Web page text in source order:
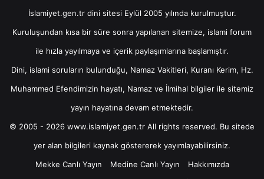
İslamiyet.gen.tr dini sitesi Eylül 2005 yılında kurulmuştur.
Kuruluşundan kısa bir süre sonra yapılanan sitemize, islami forum
ile hızla yayılmaya ve içerik paylaşımlarına başlamıştır.
Dini, islami soruların bulunduğu, Namaz Vakitleri, Kuranı Kerim, Hz.
Muhammed Efendimizin hayatı, Namaz ve İlmihal bilgiler ile sitemiz
yayın hayatına devam etmektedir.
© 2005 - 2026 www.islamiyet.gen.tr All rights reserved. Bu sitede
yer alan bilgileri kaynak göstererek yayımlayabilirsiniz.
Mekke Canlı Yayın
Medine Canlı Yayın
Hakkımızda